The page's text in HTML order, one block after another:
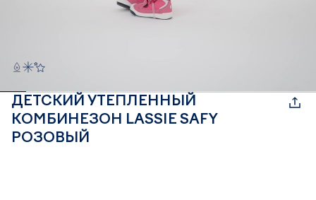
ДЕТСКИЙ УТЕПЛЕННЫЙ
КОМБИНЕЗОН LASSIE SAFY
РОЗОВЫЙ